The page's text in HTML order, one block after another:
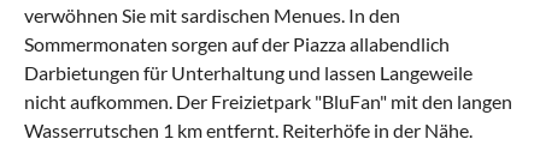
verwöhnen Sie mit sardischen Menues. In den
Sommermonaten sorgen auf der Piazza allabendlich
Darbietungen für Unterhaltung und lassen Langeweile
nicht aufkommen. Der Freizietpark "BluFan" mit den langen
Wasserrutschen 1 km entfernt. Reiterhöfe in der Nähe.